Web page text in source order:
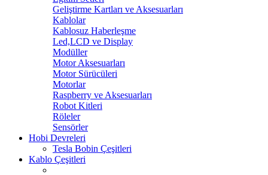
Geliştirme Kartları ve Aksesuarları
Kablolar
Kablosuz Haberleşme
Led,LCD ve Display
Modüller
Motor Aksesuarları
Motor Sürücüleri
Motorlar
Raspberry ve Aksesuarları
Robot Kitleri
Röleler
Sensörler
Hobi Devreleri
Tesla Bobin Çeşitleri
Kablo Çeşitleri